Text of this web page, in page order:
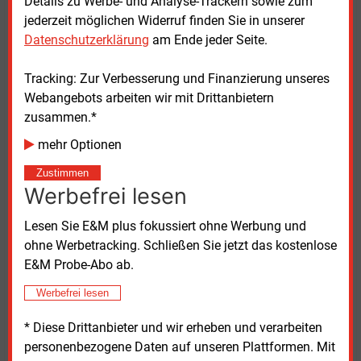
jederzeit möglichen Widerruf finden Sie in unserer
Datenschutzerklärung am Ende jeder Seite.
Tracking: Zur Verbesserung und Finanzierung unseres
Webangebots arbeiten wir mit Drittanbietern
zusammen.*
mehr Optionen
Zustimmen
Werbefrei lesen
Lesen Sie E&M plus fokussiert ohne Werbung und
ohne Werbetracking. Schließen Sie jetzt das kostenlose
E&M Probe-Abo ab.
Werbefrei lesen
* Diese Drittanbieter und wir erheben und verarbeiten
personenbezogene Daten auf unseren Plattformen. Mit
Bohrungen für 2027 geplant, parallel läuft
In den kommenden Monaten wird die Geopfalz die
weiteren Planungen für den Bohrplatz sowie die
Genehmigungsverfahren vorantreiben. Die
Bohrphase soll 2027 beginnen. Bis 2030 wollen die
Partner das Geothermie-Heizwerk realisieren, das die
bestehenden und geplanten Wärmenetze der
sollen.
In das Projekt fließen gleichzeitig die Ergebnisse des
Forschungsvorhabens „agEnS“ ein, das vom
insgesamt 44,4 Millionen Euro gefördert wird (wir
berichteten). Das Projekt ist in den pfälzischen